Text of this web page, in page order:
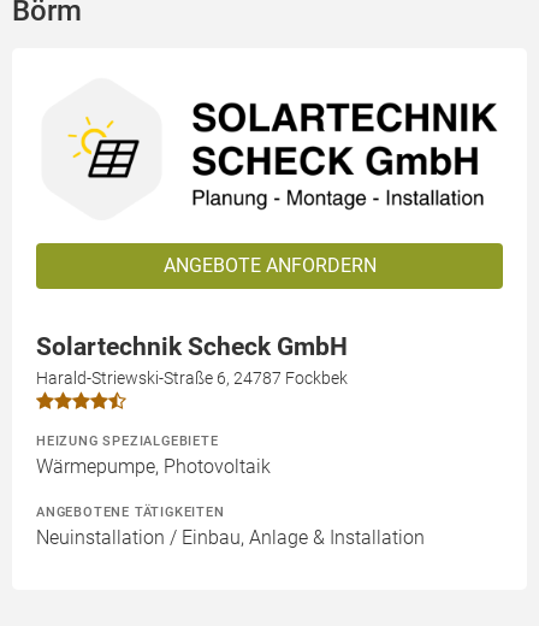
Börm
ANGEBOTE ANFORDERN
Solartechnik Scheck GmbH
Harald-Striewski-Straße 6, 24787 Fockbek
HEIZUNG SPEZIALGEBIETE
Wärmepumpe, Photovoltaik
ANGEBOTENE TÄTIGKEITEN
Neuinstallation / Einbau, Anlage & Installation